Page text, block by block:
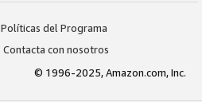
Políticas del Programa
Contacta con nosotros
© 1996-2025, Amazon.com, Inc.